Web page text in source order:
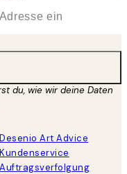
du, wie wir deine Daten
Desenio Art Advice
Kundenservice
Auftragsverfolgung